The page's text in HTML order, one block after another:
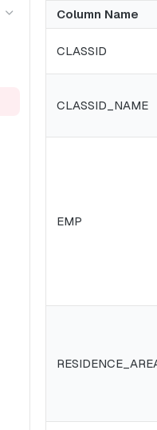
Column Name
CLASSID
CLASSID_NAME
EMP